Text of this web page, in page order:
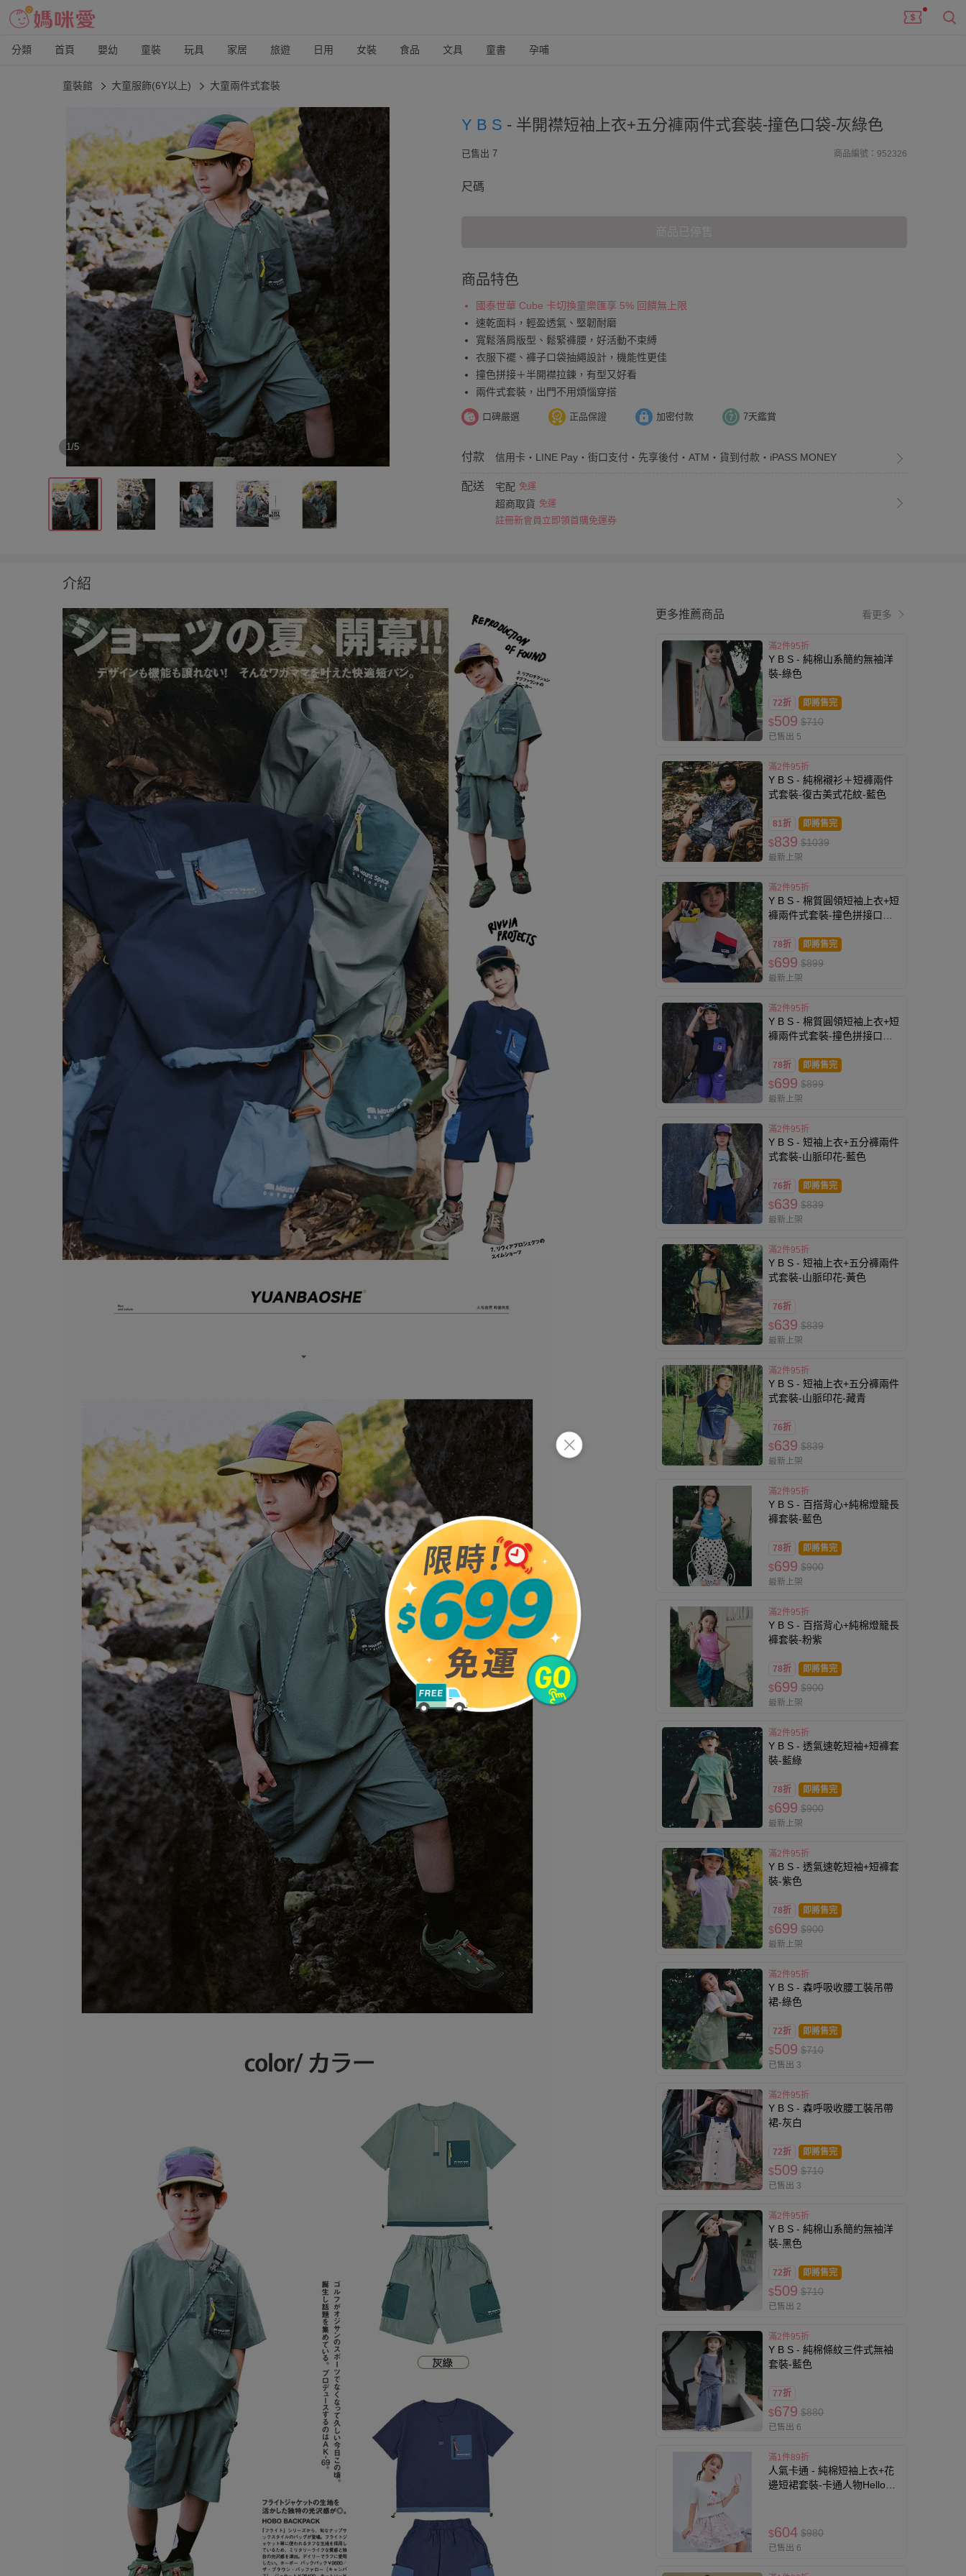
分類 首頁 嬰幼 童裝 玩具 家居 旅遊 日用 女裝 食品 文具 童書 孕哺
童裝館 大童服飾(6Y以上) 大童兩件式套裝
1/5
Y B S - 半開襟短袖上衣+五分褲兩件式套裝-撞色口袋-灰綠色
已售出 7 商品編號：952326
尺碼
商品特色
國泰世華 Cube 卡切換童樂匯享 5% 回饋無上限
速乾面料，輕盈透氣、堅韌耐磨
寬鬆落肩版型、鬆緊褲腰，好活動不束縛
衣服下襬、褲子口袋抽繩設計，機能性更佳
撞色拼接＋半開襟拉鍊，有型又好看
兩件式套裝，出門不用煩惱穿搭
口碑嚴選 正品保證 加密付款 7天鑑賞
付款 信用卡・LINE Pay・街口支付・先享後付・ATM・貨到付款・iPASS MONEY
配送 宅配 免運
超商取貨 免運
註冊新會員立即領首購免運券
介紹
更多推薦商品 看更多
滿2件95折
Y B S - 純棉山系簡約無袖洋
裝-綠色
72折 即將售完
$509 $710
已售出 5
滿2件95折
Y B S - 純棉襯衫＋短褲兩件
式套裝-復古美式花紋-藍色
81折 即將售完
$839 $1039
最新上架
滿2件95折
Y B S - 棉質圓領短袖上衣+短
褲兩件式套裝-撞色拼接口袋-
78折 即將售完
$699 $899
最新上架
滿2件95折
Y B S - 棉質圓領短袖上衣+短
褲兩件式套裝-撞色拼接口袋-
78折 即將售完
$699 $899
最新上架
滿2件95折
Y B S - 短袖上衣+五分褲兩件
式套裝-山脈印花-藍色
76折 即將售完
$639 $839
最新上架
滿2件95折
Y B S - 短袖上衣+五分褲兩件
式套裝-山脈印花-黃色
76折
$639 $839
最新上架
滿2件95折
Y B S - 短袖上衣+五分褲兩件
式套裝-山脈印花-藏青
76折
$639 $839
最新上架
滿2件95折
Y B S - 百搭背心+純棉燈籠長
褲套裝-藍色
78折 即將售完
$699 $900
最新上架
滿2件95折
Y B S - 百搭背心+純棉燈籠長
褲套裝-粉紫
78折 即將售完
$699 $900
最新上架
滿2件95折
Y B S - 透氣速乾短袖+短褲套
裝-藍綠
78折 即將售完
$699 $900
最新上架
滿2件95折
Y B S - 透氣速乾短袖+短褲套
裝-紫色
78折 即將售完
$699 $900
最新上架
滿2件95折
Y B S - 森呼吸收腰工裝吊帶
裙-綠色
72折 即將售完
$509 $710
已售出 3
滿2件95折
Y B S - 森呼吸收腰工裝吊帶
裙-灰白
72折 即將售完
$509 $710
已售出 3
滿2件95折
Y B S - 純棉山系簡約無袖洋
裝-黑色
72折 即將售完
$509 $710
已售出 2
滿2件95折
Y B S - 純棉條紋三件式無袖
套裝-藍色
77折
$679 $880
已售出 6
滿1件89折
人氣卡通 - 純棉短袖上衣+花
邊短裙套裝-卡通人物Hello
$604 $980
已售出 6